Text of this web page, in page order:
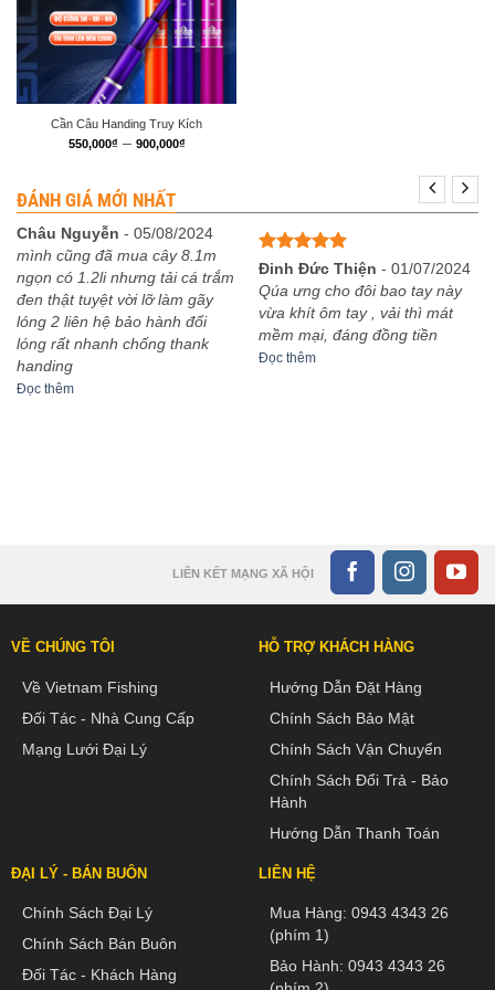
Cần Câu Handing Truy Kích
550,000₫ – 900,000₫Khoảng
900,000₫
ĐÁNH GIÁ MỚI NHẤT
Châu Nguyễn - 05/08/2024
mình cũng đã mua cây 8.1m
ngọn có 1.2li nhưng tải cá trắm
đen thật tuyệt vời lỡ làm gãy
lóng 2 liên hệ bảo hành đổi
lóng rất nhanh chống thank
handing
Đọc thêm
Được xếp
hạng
sao
Đinh Đức Thiện - 01/07/2024
Qúa ưng cho đôi bao tay này
vừa khít ôm tay , vải thì mát
mềm mại, đáng đồng tiền
Đọc thêm
LIÊN KẾT MẠNG XÃ HỘI
VỀ CHÚNG TÔI
Về Vietnam Fishing
Đối Tác - Nhà Cung Cấp
Mạng Lưới Đại Lý
HỖ TRỢ KHÁCH HÀNG
Hướng Dẫn Đặt Hàng
Chính Sách Bảo Mật
Chính Sách Vận Chuyển
Chính Sách Đổi Trả - Bảo
Hành
Hướng Dẫn Thanh Toán
ĐẠI LÝ - BÁN BUÔN
Chính Sách Đại Lý
Chính Sách Bán Buôn
Đối Tác - Khách Hàng
LIÊN HỆ
Mua Hàng: 0943 4343 26
(phím 1)
Bảo Hành: 0943 4343 26